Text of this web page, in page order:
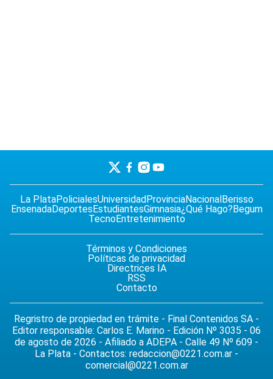
La PlataPolicialesUniversidadProvinciaNacionalBerisso
EnsenadaDeportesEstudiantesGimnasia¿Qué Hago?Begum
TecnoEntretenimiento
Términos y Condiciones
Políticas de privacidad
Directrices IA
RSS
Contacto
Regristro de propiedad en trámite - Final Contenidos SA -
Editor responsable: Carlos E. Marino - Edición Nº 3035 - 06
de agosto de 2026 - Afiliado a ADEPA - Calle 49 Nº 609 -
La Plata - Contactos: redaccion@0221.com.ar -
comercial@0221.com.ar